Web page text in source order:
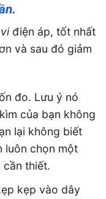
điện áp, tốt nhất
và sau đó giảm
đo. Lưu ý nó
của bạn không
lại không biết
luôn chọn một
cần thiết.
kẹp vào dây